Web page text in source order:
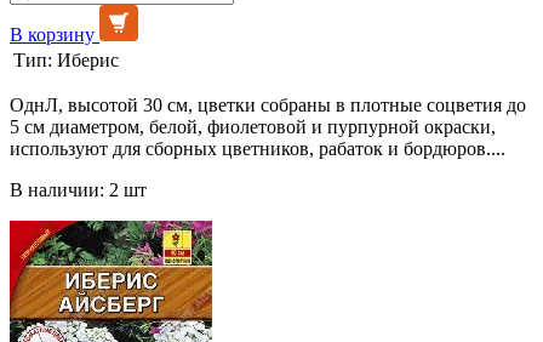
В корзину
Тип: Иберис
ОднЛ, высотой 30 см, цветки собраны в плотные соцветия до
5 см диаметром, белой, фиолетовой и пурпурной окраски,
используют для сборных цветников, рабаток и бордюров....
В наличии: 2 шт